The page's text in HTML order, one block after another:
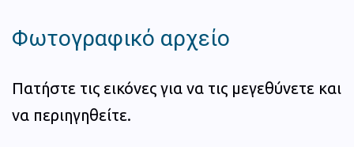
Φωτογραφικό αρχείο
Πατήστε τις εικόνες για να τις μεγεθύνετε και
να περιηγηθείτε.